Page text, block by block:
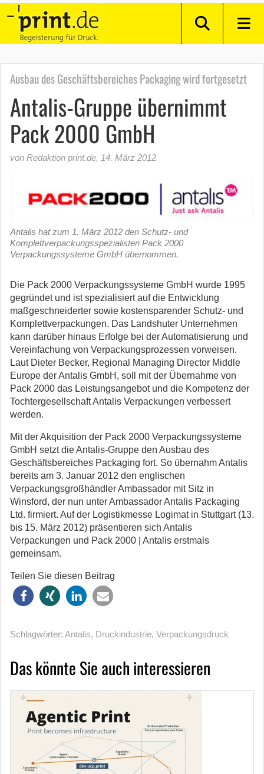
Ausbau des Geschäftsbereiches Packaging wird fortgesetzt
Antalis-Gruppe übernimmt
Pack 2000 GmbH
von Redaktion print.de, 14. März 2012
Antalis hat zum 1. März 2012 den Schutz- und
Komplettverpackungsspezialisten Pack 2000
Verpackungssysteme GmbH übernommen.
Die Pack 2000 Verpackungssysteme GmbH wurde 1995
gegründet und ist spezialisiert auf die Entwicklung
maßgeschneiderter sowie kostensparender Schutz- und
Komplettverpackungen. Das Landshuter Unternehmen
kann darüber hinaus Erfolge bei der Automatisierung und
Vereinfachung von Verpackungsprozessen vorweisen.
Laut Dieter Becker, Regional Managing Director Middle
Europe der Antalis GmbH, soll mit der Übernahme von
Pack 2000 das Leistungsangebot und die Kompetenz der
Tochtergesellschaft Antalis Verpackungen verbessert
werden.
Mit der Akquisition der Pack 2000 Verpackungssysteme
GmbH setzt die Antalis-Gruppe den Ausbau des
Geschäftsbereiches Packaging fort. So übernahm Antalis
bereits am 3. Januar 2012 den englischen
Verpackungsgroßhändler Ambassador mit Sitz in
Winsford, der nun unter Ambassador Antalis Packaging
Ltd. firmiert. Auf der Logistikmesse Logimat in Stuttgart (13.
bis 15. März 2012) präsentieren sich Antalis
Verpackungen und Pack 2000 | Antalis erstmals
gemeinsam.
Teilen Sie diesen Beitrag
Schlagwörter: Antalis, Druckindustrie, Verpackungsdruck
Das könnte Sie auch interessieren